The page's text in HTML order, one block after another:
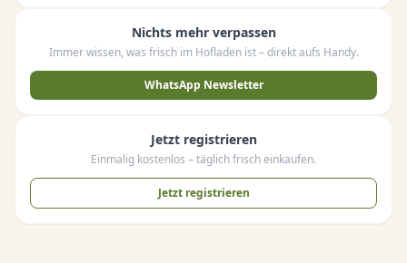
Nichts mehr verpassen
Immer wissen, was frisch im Hofladen ist – direkt aufs Handy.
WhatsApp Newsletter
Jetzt registrieren
Einmalig kostenlos – täglich frisch einkaufen.
Jetzt registrieren